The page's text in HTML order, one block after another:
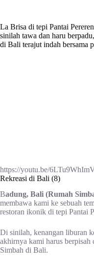
La Brisa di tepi Pantai
sinilah tawa dan haru
di Bali terajut indah bersama
https://youtu.be/
Rekreasi di Bali (8)
Badung, Bali (Rumah
membawa kami ke sebuah
restoran ikonik di tepi Pantai
Di sinilah, kenangan liburan
akhirnya kami harus berpisah
Simbah di Bali.